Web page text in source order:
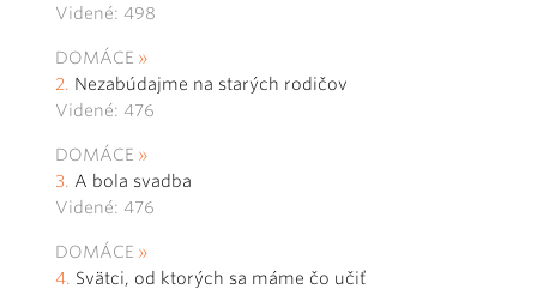
Videné: 498
DOMÁCE
Nezabúdajme na starých rodičov
Videné: 476
DOMÁCE
A bola svadba
Videné: 476
DOMÁCE
Svätci, od ktorých sa máme čo učiť